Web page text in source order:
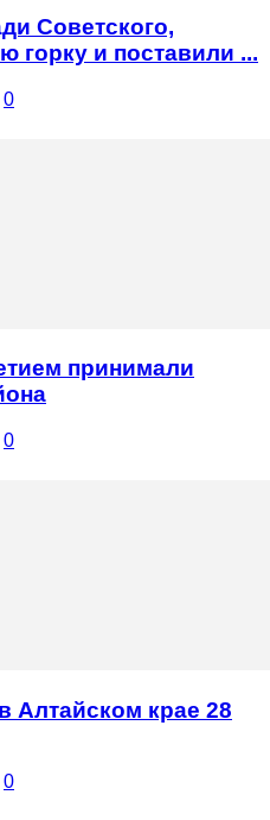
Советского,
горку и поставили ...
0
принимали
0
Алтайском крае 28
0